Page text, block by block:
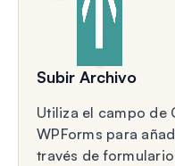
Subir Archivo
Utiliza el campo de
WPForms para
través de